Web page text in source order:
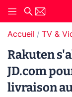
Accueil TV &
Rakuten
JD.com
livraison